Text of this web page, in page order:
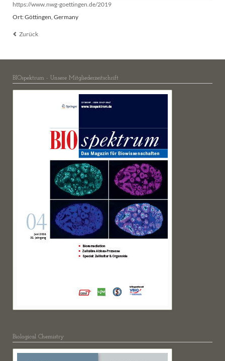
https://www.nwg-goettingen.de/2019
Ort: Göttingen, Germany
Zurück
BIOspektrum - Unsere Mitgliederzeitschrift
Biological Chemistry